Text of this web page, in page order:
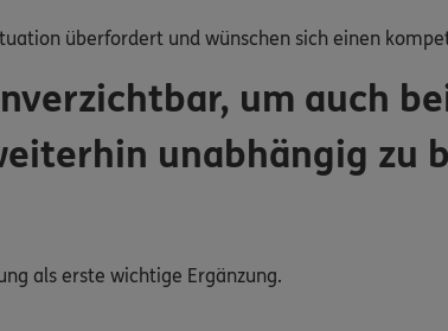
überfordert und wünschen sich einen
um auch
unabhängig zu
als erste wichtige Ergänzung.